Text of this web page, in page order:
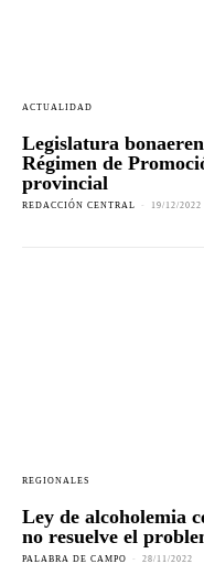
ACTUALIDAD
Legislatura
Régimen de
provincial
REDACCIÓN CENTRAL - 19/12/2022
REGIONALES
Ley de alcoholemia
no resuelve el
PALABRA DE CAMPO - 28/11/2022